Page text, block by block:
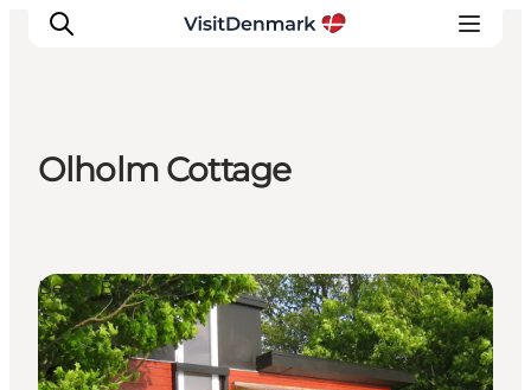
Cosa fare
Dove dormire
Pianifica il viaggio
Olholm Cottage
Bed & Breakfast